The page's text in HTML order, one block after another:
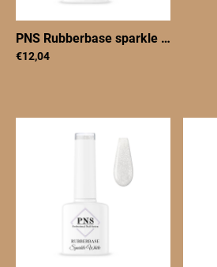
PNS Rubberbase sparkle rose 7 ml
€12,04